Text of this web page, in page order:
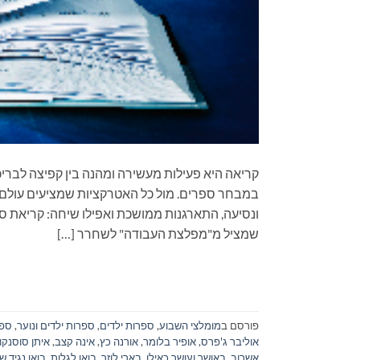
קריאה היא פעילות מעשירה ומהנה בין קפיצה
במבחר ספרים. מול כל האטרקציות שמציעים
שמציל מ"מפלצת העבודה" לשחרר […]
פורסם במומלצי השבוע, ספרות ילדים, ספרות ילדים ונוער,
אוליבר ג'פרס,אופיר בלומר,אורנה כץ,אינה קצב,איתן סוסנקו
אשרוב באושר ועושר כאילו בארי לוזר בואו לגלות בואו נגיד ש